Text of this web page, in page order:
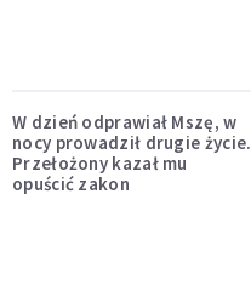
W dzień odprawiał Mszę, w
nocy prowadził drugie życie.
Przełożony kazał mu
opuścić zakon